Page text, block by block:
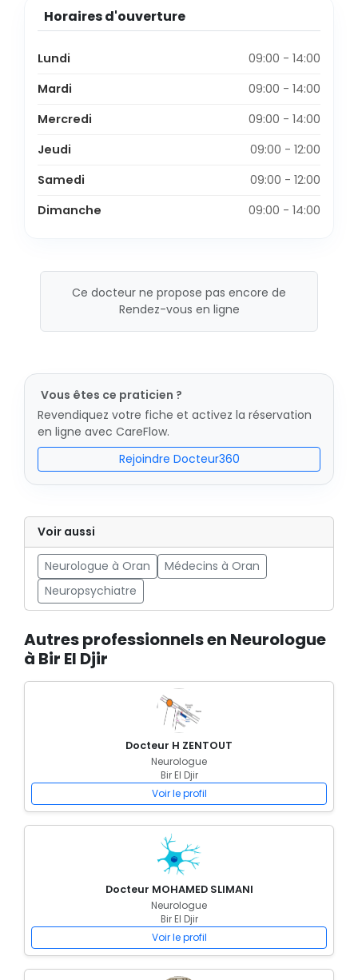
Horaires d'ouverture
Lundi
09:00 - 14:00
Mardi
09:00 - 14:00
Mercredi
09:00 - 14:00
Jeudi
09:00 - 12:00
Samedi
09:00 - 12:00
Dimanche
09:00 - 14:00
Ce docteur ne propose pas encore de
Rendez-vous en ligne
Vous êtes ce praticien ?
Revendiquez votre fiche et activez la réservation
en ligne avec CareFlow.
Rejoindre Docteur360
Voir aussi
Neurologue à Oran
Médecins à Oran
Neuropsychiatre
Autres professionnels en Neurologue
à Bir El Djir
Docteur H ZENTOUT
Neurologue
Bir El Djir
Voir le profil
Docteur MOHAMED SLIMANI
Neurologue
Bir El Djir
Voir le profil